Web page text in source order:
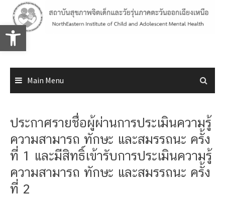
Open toolbar
content
Main Menu
ประกาศรายชื่อผู้ผ่านการประเมินความรู้
ความสามารถ ทักษะ และสมรรถนะ ครั้ง
ที่ 1 และมีสิทธิ์เข้ารับการประเมินความรู้
ความสามารถ ทักษะ และสมรรถนะ ครั้ง
ที่ 2